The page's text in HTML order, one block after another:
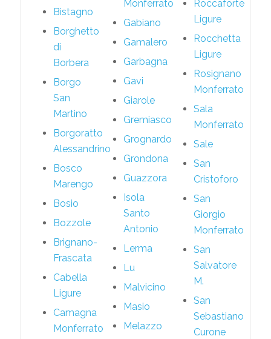
Bistagno
Borghetto
di
Borbera
Borgo
San
Martino
Borgoratto
Alessandrino
Bosco
Marengo
Bosio
Bozzole
Brignano-
Frascata
Cabella
Ligure
Camagna
Monferrato
Monferrato
Gabiano
Gamalero
Garbagna
Gavi
Giarole
Gremiasco
Grognardo
Grondona
Guazzora
Isola
Santo
Antonio
Lerma
Lu
Malvicino
Masio
Melazzo
Roccaforte
Ligure
Rocchetta
Ligure
Rosignano
Monferrato
Sala
Monferrato
Sale
San
Cristoforo
San
Giorgio
Monferrato
San
Salvatore
M.
San
Sebastiano
Curone